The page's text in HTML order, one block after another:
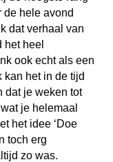
de hele avond
dat verhaal van
het heel
ook echt als een
kan het in de tijd
dat je weken tot
je helemaal
het idee ‘Doe
toch erg
zo was.